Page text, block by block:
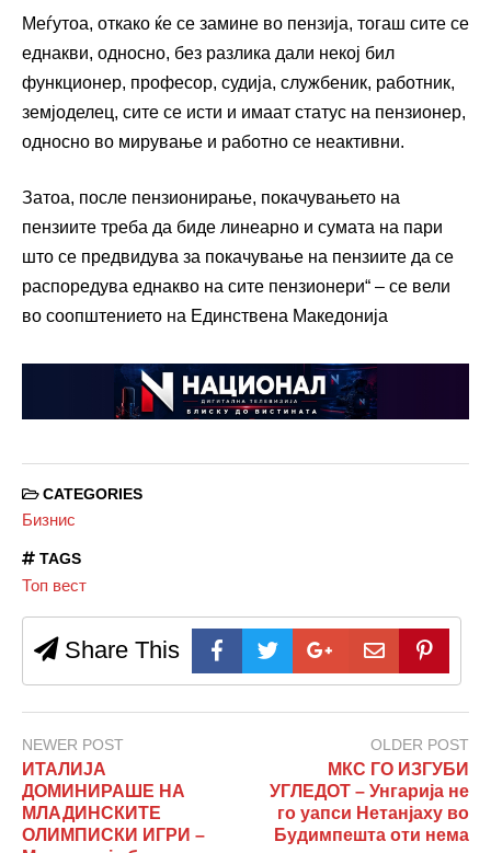
Меѓутоа, откако ќе се замине во пензија, тогаш сите се
еднакви, односно, без разлика дали некој бил
функционер, професор, судија, службеник, работник,
земјоделец, сите се исти и имаат статус на пензионер,
односно во мирување и работно се неактивни.
Затоа, после пензионирање, покачувањето на
пензиите треба да биде линеарно и сумата на пари
што се предвидува за покачување на пензиите да се
распоредува еднакво на сите пензионери“ – се вели
во соопштението на Единствена Македонија
CATEGORIES
Бизнис
TAGS
Топ вест
Share This
NEWER POST
ИТАЛИЈА
ДОМИНИРАШЕ НА
МЛАДИНСКИТЕ
ОЛИМПИСКИ ИГРИ –
OLDER POST
МКС ГО ИЗГУБИ
УГЛЕДОТ – Унгарија не
го уапси Нетанјаху во
Будимпешта оти нема